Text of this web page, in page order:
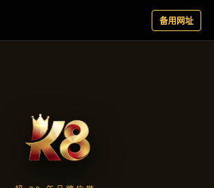
聚焦企业
首页 聚焦企业